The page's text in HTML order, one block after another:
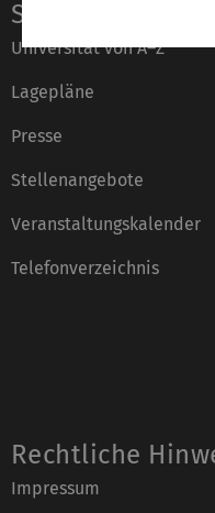
Service
Universität von A–Z
Lagepläne
Presse
Stellenangebote
Veranstaltungskalender
Telefonverzeichnis
Rechtliche
Impressum